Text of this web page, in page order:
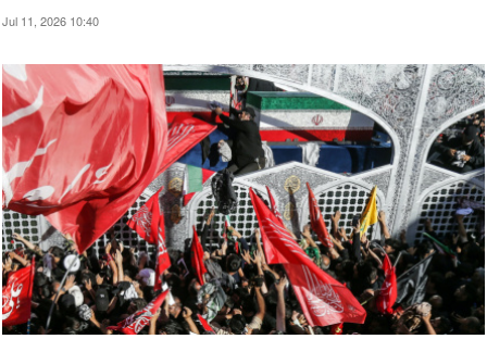
Jul 11, 2026 10:40